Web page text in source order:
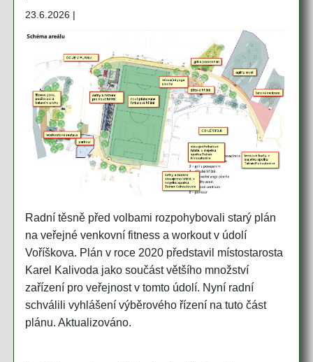
23.6.2026 |
Radní těsně před volbami rozpohybovali starý plán
na veřejné venkovní fitness a workout v údolí
Voříškova. Plán v roce 2020 představil místostarosta
Karel Kalivoda jako součást většího množství
zařízení pro veřejnost v tomto údolí. Nyní radní
schválili vyhlášení výběrového řízení na tuto část
plánu. Aktualizováno.